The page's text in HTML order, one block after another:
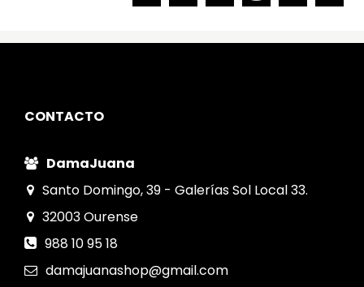
CONTACTO
DamaJuana
Santo Domingo, 39 - Galerías Sol Local 33.
32003Ourense
988 10 95 18
damajuanashop@gmail.com